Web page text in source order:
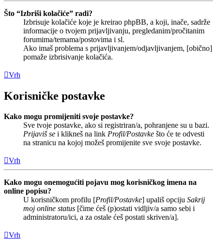
Što “Izbriši kolačiće” radi?
Izbrisuje kolačiće koje je kreirao phpBB, a koji, inače, sadrže
informacije o tvojem prijavljivanju, pregledanim/pročitanim
forumima/temama/postovima i sl.
Ako imaš problema s prijavljivanjem/odjavljivanjem, [obično]
pomaže izbrisivanje kolačića.
Vrh
Korisničke postavke
Kako mogu promijeniti svoje postavke?
Sve tvoje postavke, ako si registriran/a, pohranjene su u bazi.
Prijaviš se i klikneš na link Profil/Postavke što će te odvesti
na stranicu na kojoj možeš promijenite sve svoje postavke.
Vrh
Kako mogu onemogućiti pojavu mog korisničkog imena na
online popisu?
U korisničkom profilu [Profil/Postavke] upališ opciju Sakrij
moj online status [čime ćeš (p)ostati vidljiv/a samo sebi i
administratoru/ici, a za ostale ćeš postati skriven/a].
Vrh